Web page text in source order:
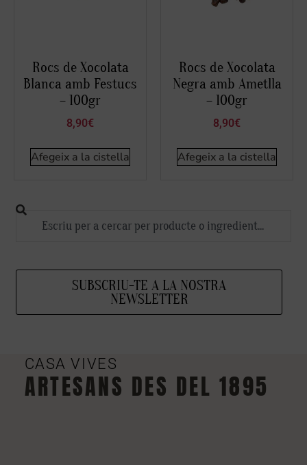
Rocs de Xocolata
Blanca amb Festucs
– 100gr
8,90€
Afegeix a la cistella
Rocs de Xocolata
Negra amb Ametlla
– 100gr
8,90€
Afegeix a la cistella
SUBSCRIU-TE A LA NOSTRA
NEWSLETTER
CASA VIVES
ARTESANS DES DEL 1895